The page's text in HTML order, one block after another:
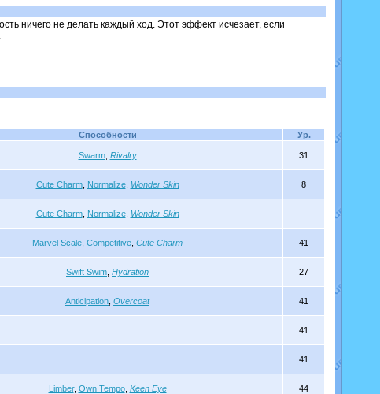
ничего не делать каждый ход. Этот эффект исчезает, если
Способности Ур.
Swarm, Rivalry 31
Cute Charm, Normalize, Wonder Skin 8
Cute Charm, Normalize, Wonder Skin -
Marvel Scale Competitive Cute Charm 41
Swift Swim Hydration 27
Anticipation Overcoat 41
41
41
Limber, Own Tempo, Keen Eye 44